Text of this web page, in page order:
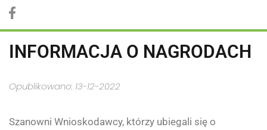
INFORMACJA O NAGRODACH
Opublikowano: 13-12-2022
Szanowni Wnioskodawcy, którzy ubiegali się o